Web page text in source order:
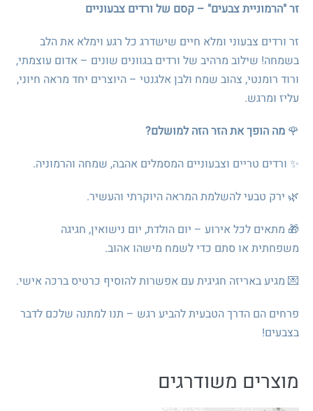
זר "הרמוניית צבעים" – קסם של ורדים צבעוניים
זר ורדים צבעוני ומלא חיים שישדרג כל רגע וימלא את הלב
בשמחה! שילוב מרהיב של ורדים בגוונים שונים – אדום עוצמתי,
ורוד רומנטי, צהוב שמח ולבן אלגנטי – היוצרים יחד מראה חיוני,
עליז ומרגש.
🌹 מה הופך את הזר הזה למושלם?
✨ ורדים טריים וצבעוניים המסמלים אהבה, שמחה והרמוניה.
🌿 ירק טבעי להשלמת המראה היוקרתי והעשיר.
🎁 מתאים לכל אירוע – יום הולדת, יום נישואין, חגיגה
משפחתית או סתם כדי לשמח מישהו אהוב.
💌 מגיע באריזה חגיגית עם אפשרות להוסיף כרטיס ברכה אישי.
פרחים הם הדרך הטבעית להביע רגש – תנו למתנה שלכם לדבר
בצבעים!
מוצרים משודרגים